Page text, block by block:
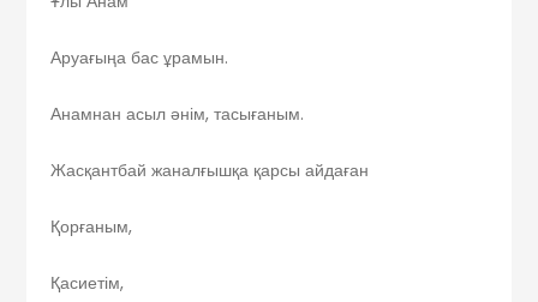
Аруағыңа бас ұрамын.
Анамнан асыл әнім, тасығаным.
Жасқантбай жаналғышқа қарсы айдаған
Қорғаным,
Қасиетім,